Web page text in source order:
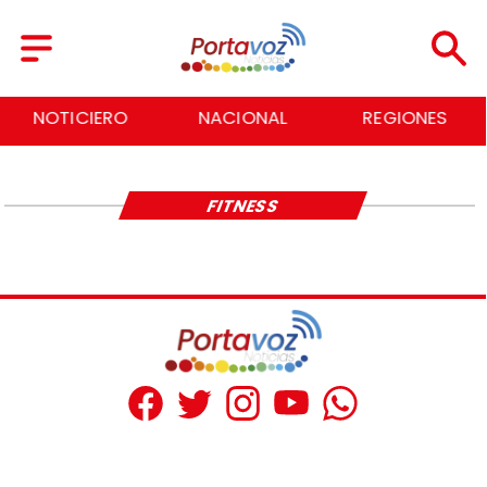
NOTICIERO NACIONAL REGIONES
FITNESS